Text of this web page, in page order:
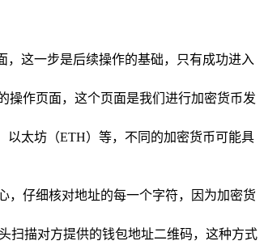
，这一步是后续操作的基础，只有成功进入
操作页面，这个页面是我们进行加密货币发
以太坊（ETH）等，不同的加密货币可能具
，仔细核对地址的每一个字符，因为加密货
扫描对方提供的钱包地址二维码，这种方式